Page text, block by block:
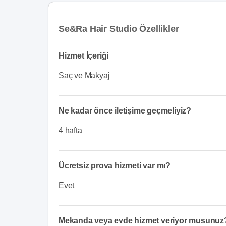
Se&Ra Hair Studio Özellikler
Hizmet İçeriği
Saç ve Makyaj
Ne kadar önce iletişime geçmeliyiz?
4 hafta
Ücretsiz prova hizmeti var mı?
Evet
Mekanda veya evde hizmet veriyor